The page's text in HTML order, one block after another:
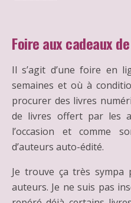
Foire aux cadeaux
Il s’agit d’une foire en
semaines et où à
procurer des livres
de livres offert par les
l’occasion et comme
d’auteurs auto-édité.
Je trouve ça très
auteurs. Je ne suis pas